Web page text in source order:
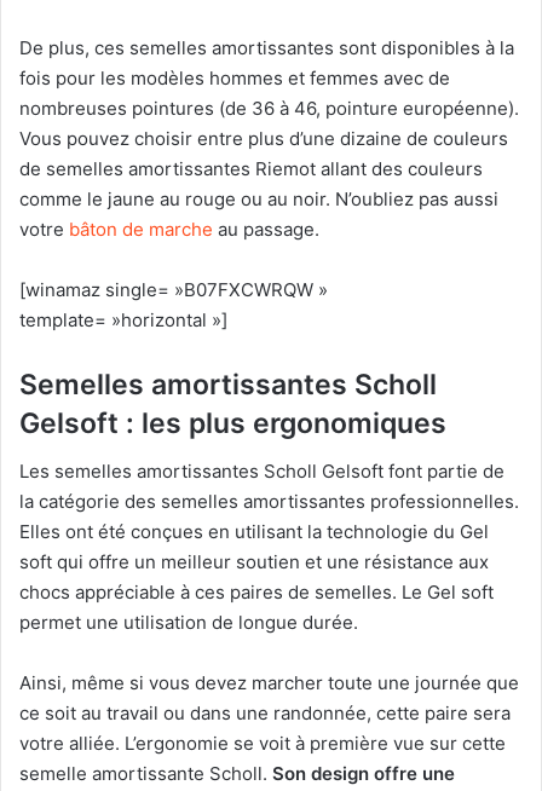
De plus, ces semelles amortissantes sont disponibles à la
fois pour les modèles hommes et femmes avec de
nombreuses pointures (de 36 à 46, pointure européenne).
Vous pouvez choisir entre plus d’une dizaine de couleurs
de semelles amortissantes Riemot allant des couleurs
comme le jaune au rouge ou au noir. N’oubliez pas aussi
votre bâton de marche au passage.
[winamaz single= »B07FXCWRQW »
template= »horizontal »]
Semelles amortissantes Scholl
Gelsoft : les plus ergonomiques
Les semelles amortissantes Scholl Gelsoft font partie de
la catégorie des semelles amortissantes professionnelles.
Elles ont été conçues en utilisant la technologie du Gel
soft qui offre un meilleur soutien et une résistance aux
chocs appréciable à ces paires de semelles. Le Gel soft
permet une utilisation de longue durée.
Ainsi, même si vous devez marcher toute une journée que
ce soit au travail ou dans une randonnée, cette paire sera
votre alliée. L’ergonomie se voit à première vue sur cette
semelle amortissante Scholl. Son design offre une